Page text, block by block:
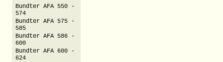
Bundter AFA 550 -
574
Bundter AFA 575 -
585
Bundter AFA 586 -
600
Bundter AFA 600 -
624